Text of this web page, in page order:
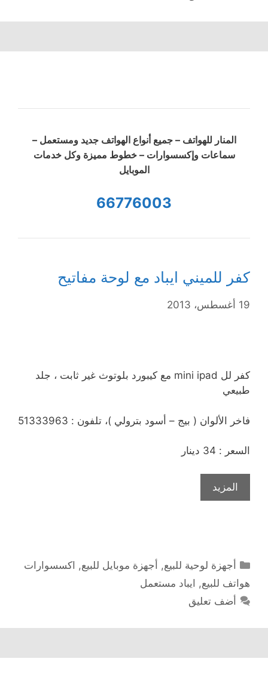
المنار للهواتف – جميع أنواع الهواتف جديد ومستعمل –
سماعات وإكسسوارات – خطوط مميزة وكل خدمات
الموبايل
66776003
كفر للميني ايباد مع لوحة مفاتيح
19 أغسطس، 2013
كفر لل mini ipad مع كيبورد بلوتوث غير ثابت ، جلد
طبيعي
فاخر الألوان ( بيج – أسود بترولي )، تلفون : 51333963
السعر : 34 دينار
المزيد
التصنيفات
أجهزة لوحية للبيع, أجهزة موبايل للبيع, اكسسوارات
هواتف للبيع, ايباد مستعمل
أضف تعليق